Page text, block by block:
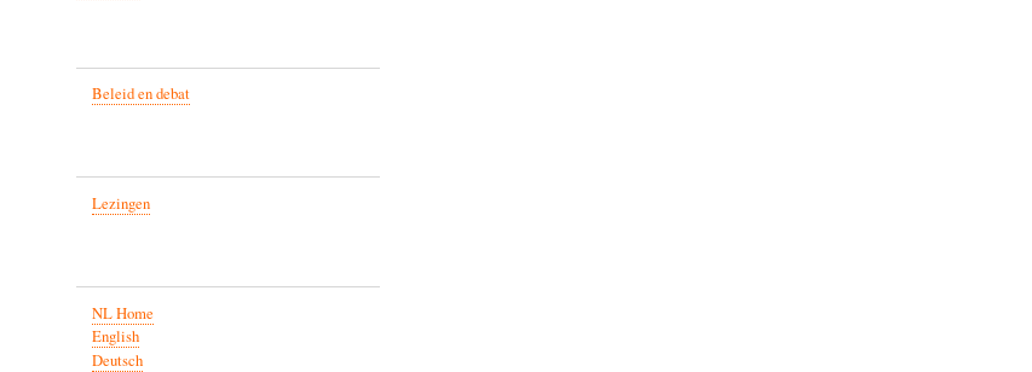
Beleid en debat
Lezingen
NL Home
English
Deutsch